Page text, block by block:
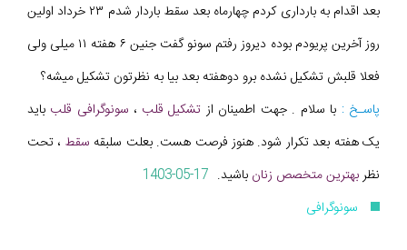
بعد اقدام به بارداری کردم چهارماه بعد سقط باردار شدم ۲۳ خرداد اولین
روز آخرین پریودم بوده دیروز رفتم سونو گفت جنین ۶ هفته ۱۱ میلی ولی
فعلا قلبش تشکیل نشده برو دوهفته بعد بیا به نظرتون تشکیل میشه؟
پاسـخ : با سلام . جهت اطمینان از تشکیل قلب ، سونوگرافی قلب باید
یک هفته بعد تکرار شود. هنوز فرصت هست. بعلت سلبقه سقط ، تحت
نظربهترین متخصص زنان باشید. 1403-05-17
سونوگرافی